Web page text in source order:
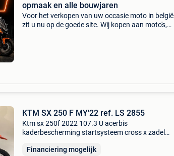
opmaak en alle bouwjaren
Voor het verkopen van uw occasie moto in belgië
zit u nu op de goede site. Wij kopen aan moto's,
KTM SX 250 F MY'22 ref. LS 2855
Ktm sx 250f 2022 107.3 U acerbis
kaderbescherming startsysteem cross x zadel
opgelet ,lenen kost ook geld. Het
Financiering mogelijk